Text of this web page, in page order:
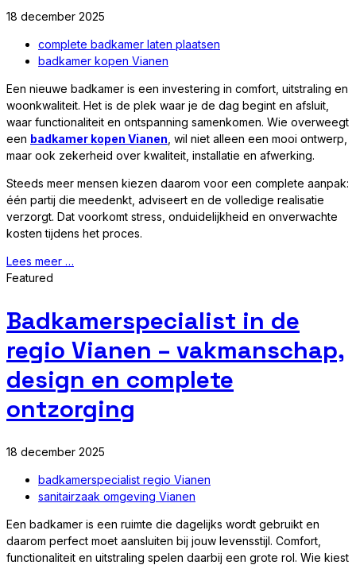
18 december 2025
complete badkamer laten plaatsen
badkamer kopen Vianen
Een nieuwe badkamer is een investering in comfort, uitstraling en
woonkwaliteit. Het is de plek waar je de dag begint en afsluit,
waar functionaliteit en ontspanning samenkomen. Wie overweegt
een badkamer kopen Vianen , wil niet alleen een mooi ontwerp,
maar ook zekerheid over kwaliteit, installatie en afwerking.
Steeds meer mensen kiezen daarom voor een complete aanpak:
één partij die meedenkt, adviseert en de volledige realisatie
verzorgt. Dat voorkomt stress, onduidelijkheid en onverwachte
kosten tijdens het proces.
Lees meer …
Featured
Badkamerspecialist in de
regio Vianen – vakmanschap,
design en complete
ontzorging
18 december 2025
badkamerspecialist regio Vianen
sanitairzaak omgeving Vianen
Een badkamer is een ruimte die dagelijks wordt gebruikt en
daarom perfect moet aansluiten bij jouw levensstijl. Comfort,
functionaliteit en uitstraling spelen daarbij een grote rol. Wie kiest